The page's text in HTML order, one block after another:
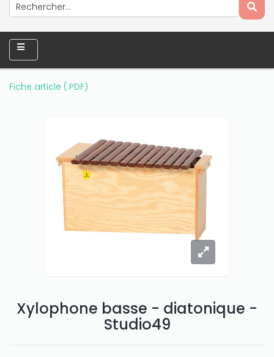
Fiche article (.PDF)
Xylophone basse - diatonique -
Studio49